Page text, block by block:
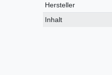
Hersteller
Inhalt